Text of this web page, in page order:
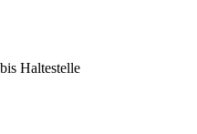
Haltestelle